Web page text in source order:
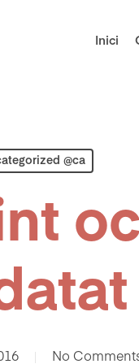
Inici
@ca
No